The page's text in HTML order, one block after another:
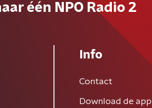
één NPO Radio 2
Info
Contact
Download de app